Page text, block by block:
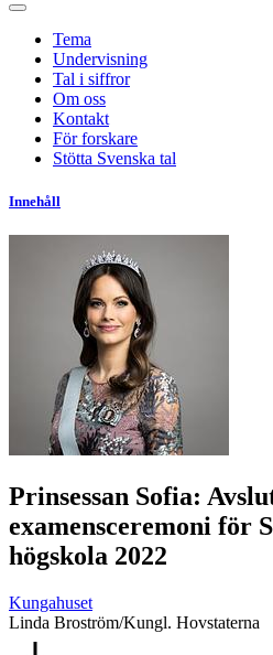
Tema
Undervisning
Tal i siffror
Om oss
Kontakt
För forskare
Stötta Svenska tal
Innehåll
Prinsessan Sofia:
examensceremoni för
högskola 2022
Kungahuset
Linda Broström/Kungl. Hovstaterna